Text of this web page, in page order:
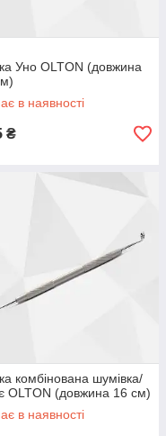
Уно OLTON (довжина
в наявності
₴
комбінована шумівка/
OLTON (довжина 16 см)
в наявності